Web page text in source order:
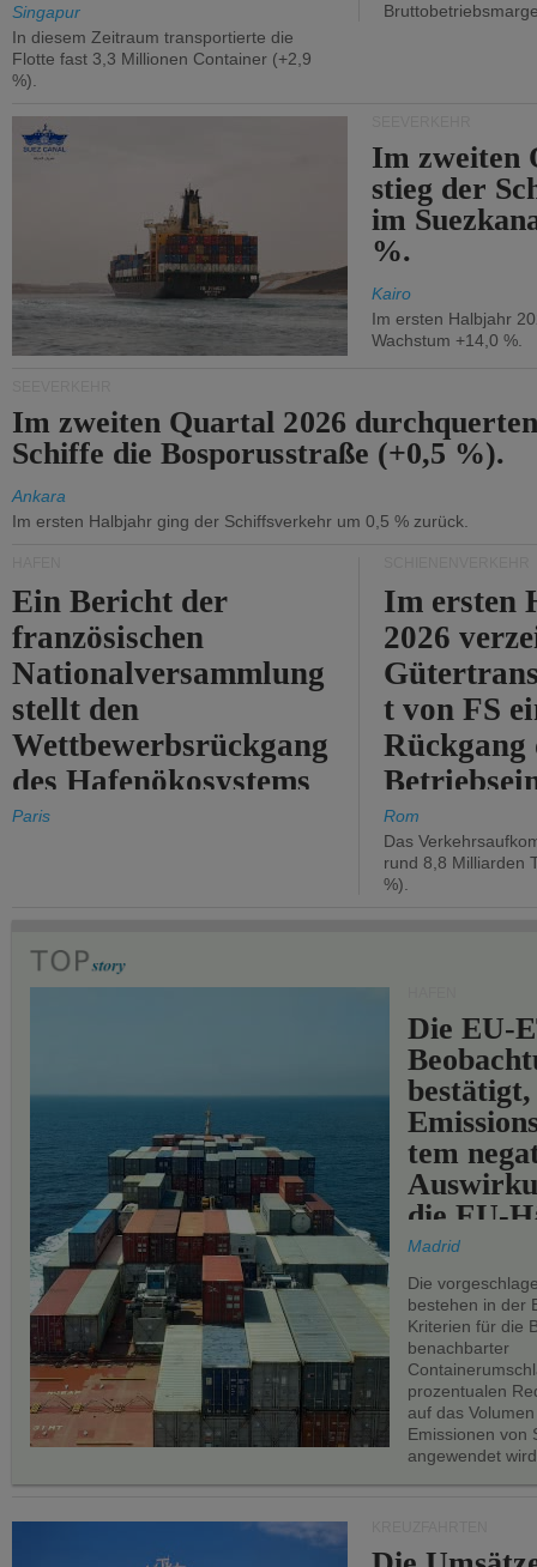
Singapur
In diesem Zeitraum transportierte die
Flotte fast 3,3 Millionen Container (+2,9
%).
Im zweiten
stieg der
im
%.
Kairo
Im ersten Halbjahr
Wachstum +14,0 %.
Im zweiten Quartal 2026
Schiffe die Bosporusstraße (+0,5 %).
Ankara
Im ersten Halbjahr ging der Schiffsverkehr um 0,5 % zurück.
Ein Bericht der
französischen
Nationalversammlung
stellt den
Wettbewerbsrückgang
des Hafenökosystems
des Staates fest.
Paris
Im ersten
2026
t von FS
Rückgang
um 2,7 %.
Rom
Das
rund 8,8 Milliarden
%).
Die EU-
bestätigt,
tem
die EU-
Madrid
Die
bestehen in der
Kriterien für die
benachbarter
prozentualen
auf das
Emissionen von
angewendet